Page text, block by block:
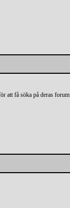
få söka på deras